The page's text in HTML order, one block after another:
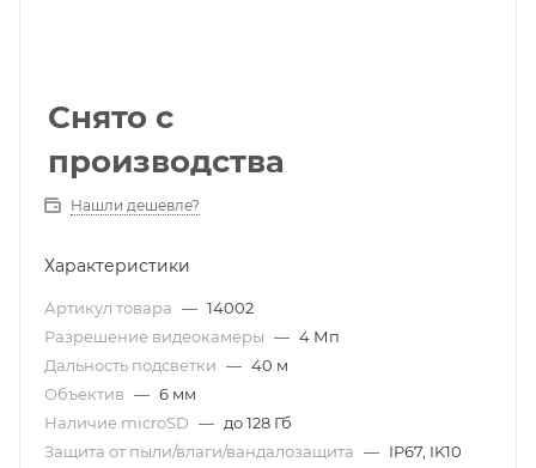
Снято с
производства
Нашли дешевле?
Характеристики
Артикул товара — 14002
Разрешение видеокамеры — 4 Мп
Дальность подсветки — 40 м
Объектив — 6 мм
Наличие microSD — до 128 Гб
Защита от пыли/влаги/вандалозащита — IP67, IK10